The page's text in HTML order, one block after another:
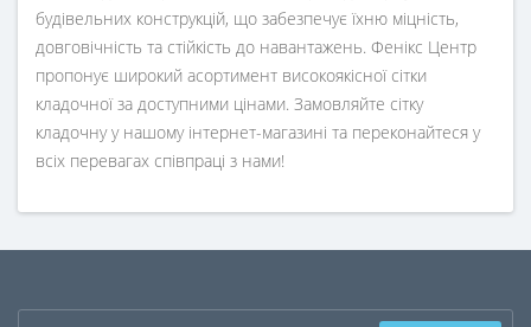
будівельних конструкцій, що забезпечує їхню міцність,
довговічність та стійкість до навантажень. Фенікс Центр
пропонує широкий асортимент високоякісної сітки
кладочної за доступними цінами. Замовляйте сітку
кладочну у нашому інтернет-магазині та переконайтеся у
всіх перевагах співпраці з нами!